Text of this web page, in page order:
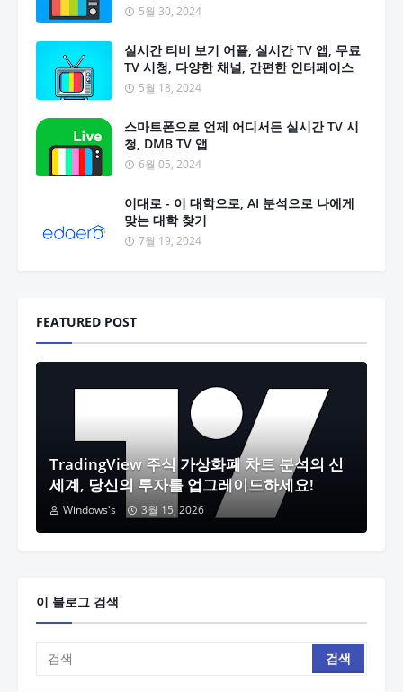
5월 30, 2024
실시간 티비 보기 어플, 실시간 TV 앱, 무료
TV 시청, 다양한 채널, 간편한 인터페이스
5월 18, 2024
스마트폰으로 언제 어디서든 실시간 TV 시
청, DMB TV 앱
6월 05, 2024
이대로 - 이 대학으로, AI 분석으로 나에게
맞는 대학 찾기
7월 19, 2024
FEATURED POST
TradingView 주식 가상화폐 차트 분석의 신
세계, 당신의 투자를 업그레이드하세요!
Windows's 3월 15, 2026
이 블로그 검색